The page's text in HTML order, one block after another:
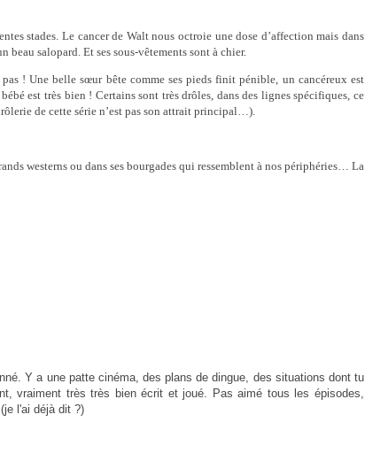
stades. Le cancer de Walt nous octroie une dose d’affection mais dans
beau salopard. Et ses sous-vêtements sont à chier.
! Une belle sœur bête comme ses pieds finit pénible, un cancéreux est
est très bien ! Certains sont très drôles, dans des lignes spécifiques, ce
de cette série n’est pas son attrait principal…).
westerns ou dans ses bourgades qui ressemblent à nos périphéries… La
Y a une patte cinéma, des plans de dingue, des situations dont tu
vraiment très très bien écrit et joué. Pas aimé tous les épisodes,
l'ai déjà dit ?)